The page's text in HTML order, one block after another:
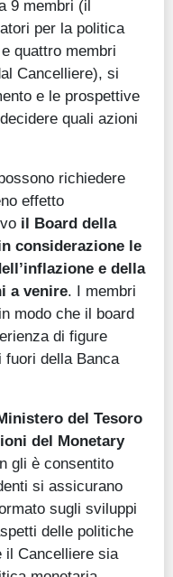
9 membri (il
per la politica
quattro membri
Cancelliere), si
e le prospettive
quali azioni
richiedere
effetto
il Board della
considerazione le
e della
a venire. I membri
modo che il board
di figure
fuori della Banca
del Tesoro
del Monetary
gli è consentito
si assicurano
sugli sviluppi
delle politiche
il Cancelliere sia